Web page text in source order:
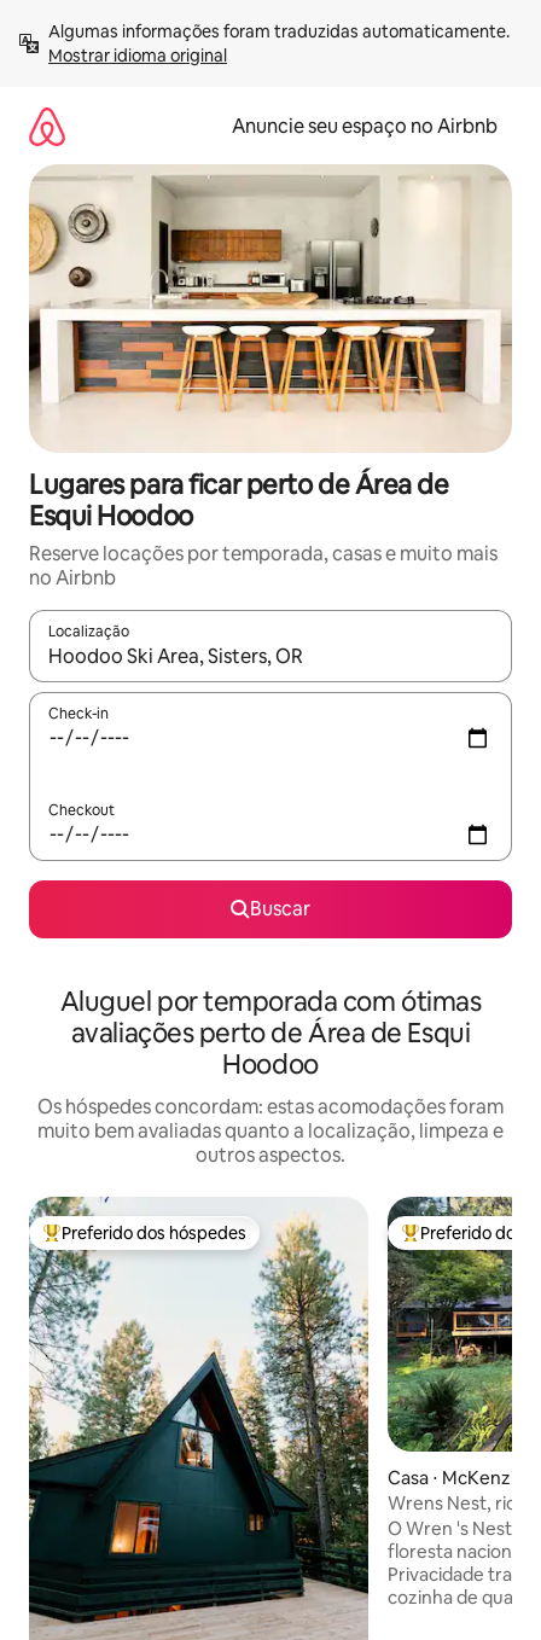
para
Mostrar idioma original
Anuncie seu espaço no Airbnb
Lugares para ficar perto de Área de
Esqui Hoodoo
Reserve locações por temporada, casas e muito mais
no Airbnb
Localização
Quando os resultados estiverem disponíveis, explore-os
Check-in
Checkout
Buscar
Aluguel por temporada com ótimas
avaliações perto de Área de Esqui
Hoodoo
Os hóspedes concordam: estas acomodações foram
muito bem avaliadas quanto a localização, limpeza e
outros aspectos.
Entre os melhores preferidos dos hóspedes
Preferido dos hóspedes Entre os
Preferido dos
Casa ⋅ McKenzie
Wrens Nest, rio,
caminhada,
O Wren 's Nest
floresta nacional
Privacidade
cozinha de